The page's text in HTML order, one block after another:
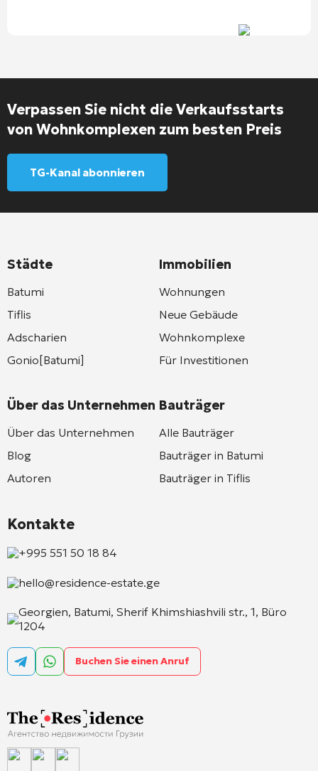
Verpassen Sie nicht die Verkaufsstarts
von Wohnkomplexen zum besten Preis
TG-Kanal abonnieren
Städte
Batumi
Tiflis
Adscharien
Gonio[Batumi]
Über das Unternehmen
Über das Unternehmen
Blog
Autoren
Immobilien
Wohnungen
Neue Gebäude
Wohnkomplexe
Für Investitionen
Bauträger
Alle Bauträger
Bauträger in Batumi
Bauträger in Tiflis
Kontakte
+995 551 50 18 84
hello@residence-estate.ge
Georgien, Batumi, Sherif Khimshiashvili str., 1, Büro
1204
Buchen Sie einen Anruf